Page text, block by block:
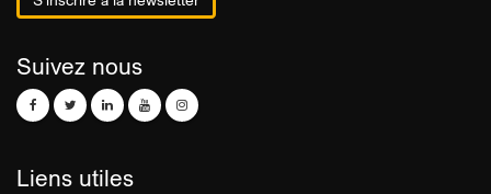
Suivez nous
Liens utiles